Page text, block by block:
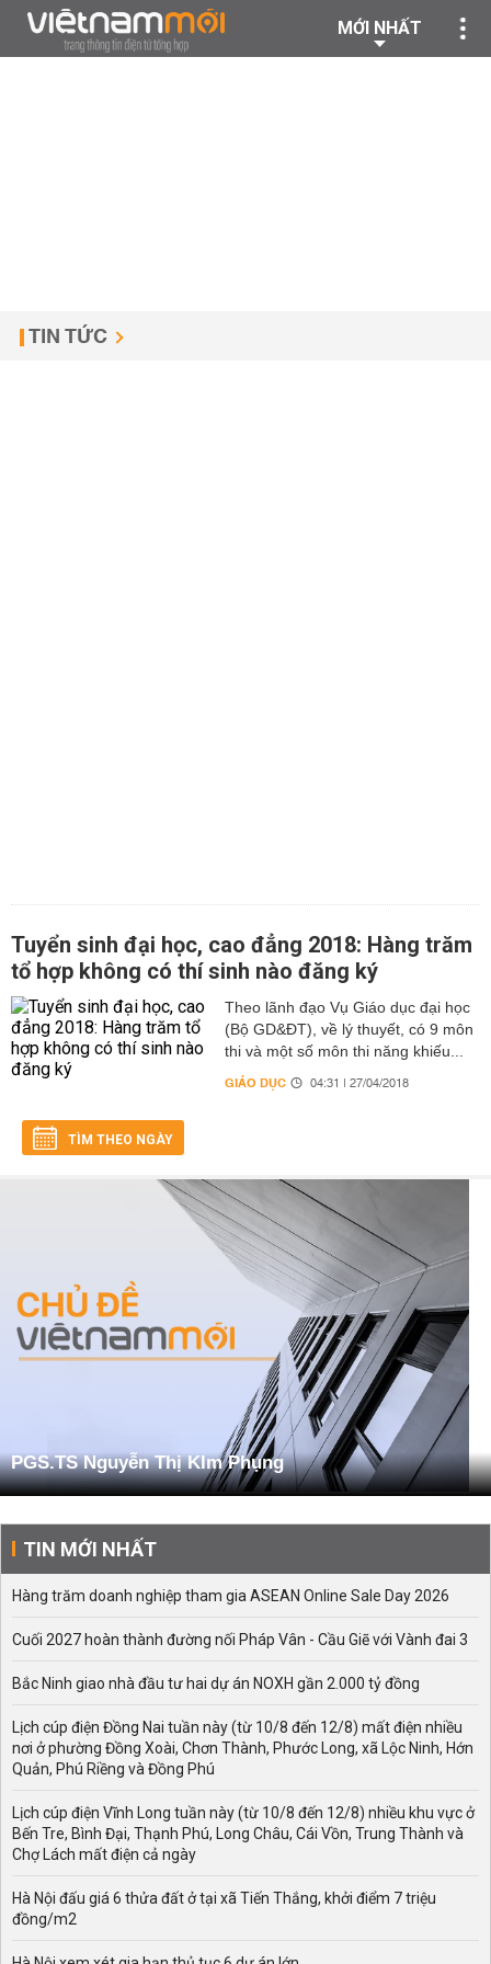
MỚI NHẤT
TIN TỨC
Tuyển sinh đại học, cao đẳng 2018: Hàng trăm
tổ hợp không có thí sinh nào đăng ký
Theo lãnh đạo Vụ Giáo dục đại học
(Bộ GD&ĐT), về lý thuyết, có 9 môn
thi và một số môn thi năng khiếu...
GIÁO DỤC 04:31 | 27/04/2018
TÌM THEO NGÀY
PGS.TS Nguyễn Thị KIm Phụng
TIN MỚI NHẤT
Hàng trăm doanh nghiệp tham gia ASEAN Online Sale Day 2026
Cuối 2027 hoàn thành đường nối Pháp Vân - Cầu Giẽ với Vành đai 3
Bắc Ninh giao nhà đầu tư hai dự án NOXH gần 2.000 tỷ đồng
Lịch cúp điện Đồng Nai tuần này (từ 10/8 đến 12/8) mất điện nhiều
nơi ở phường Đồng Xoài, Chơn Thành, Phước Long, xã Lộc Ninh, Hớn
Quản, Phú Riềng và Đồng Phú
Lịch cúp điện Vĩnh Long tuần này (từ 10/8 đến 12/8) nhiều khu vực ở
Bến Tre, Bình Đại, Thạnh Phú, Long Châu, Cái Vồn, Trung Thành và
Chợ Lách mất điện cả ngày
Hà Nội đấu giá 6 thửa đất ở tại xã Tiến Thắng, khởi điểm 7 triệu
đồng/m2